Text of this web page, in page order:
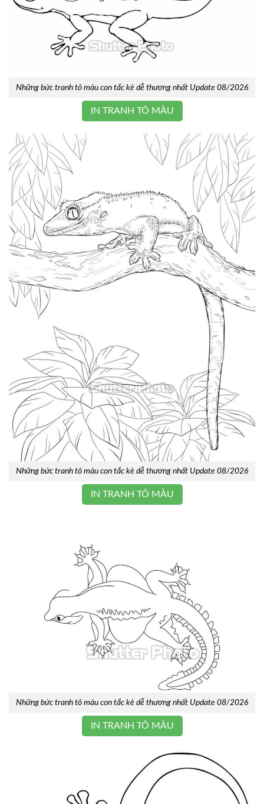
Những bức tranh tô màu con tắc kè dễ thương nhất Update 08/2026
IN TRANH TÔ MÀU
Những bức tranh tô màu con tắc kè dễ thương nhất Update 08/2026
IN TRANH TÔ MÀU
Những bức tranh tô màu con tắc kè dễ thương nhất Update 08/2026
IN TRANH TÔ MÀU